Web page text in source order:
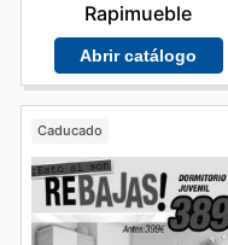
Rapimueble
Abrir catálogo
Caducado